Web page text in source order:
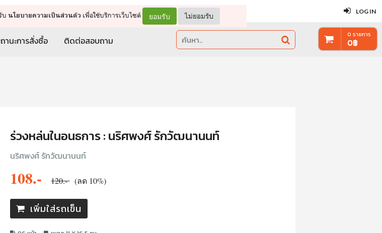
ปิด
ารรถเข็น ดำเนินการต่อ LOG IN
บนโยบายความเป็นส่วนตัว เพื่อใช้บริการเว็บไซต์ ยอมรับ ไม่ยอมรับ
านะการสั่งซื้อ ติดต่อสอบถาม
0 รายการ
0฿
ร่วงหล่นในอนธการ : นริศพงศ์ รักวัฒนานนท์
นริศพงศ์ รักวัฒนานนท์
108.- 120.- (ลด 10%)
เพิ่มใส่รถเข็น